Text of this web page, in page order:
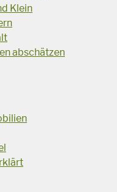
Klein
abschätzen